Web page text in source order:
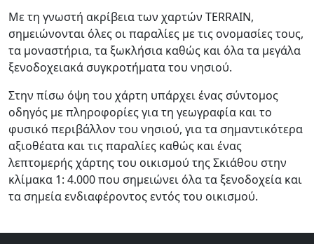
Με τη γνωστή ακρίβεια των χαρτών TERRAIN,
σημειώνονται όλες οι παραλίες με τις ονομασίες τους,
τα μοναστήρια, τα ξωκλήσια καθώς και όλα τα μεγάλα
ξενοδοχειακά συγκροτήματα του νησιού.
Στην πίσω όψη του χάρτη υπάρχει ένας σύντομος
οδηγός με πληροφορίες για τη γεωγραφία και το
φυσικό περιβάλλον του νησιού, για τα σημαντικότερα
αξιοθέατα και τις παραλίες καθώς και ένας
λεπτομερής χάρτης του οικισμού της Σκιάθου στην
κλίμακα 1: 4.000 που σημειώνει όλα τα ξενοδοχεία και
τα σημεία ενδιαφέροντος εντός του οικισμού.